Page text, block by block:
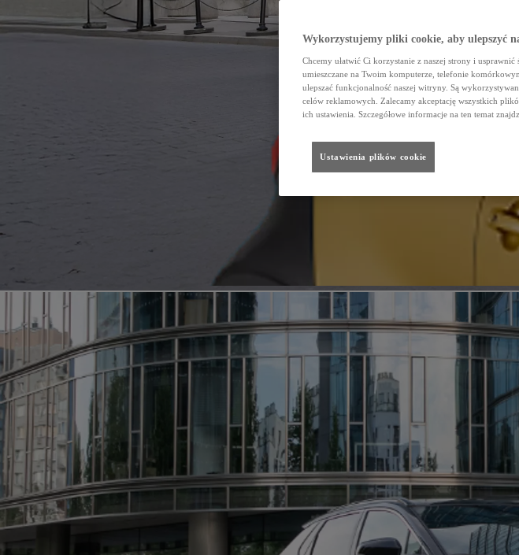
Wykorzystujemy pliki cookie, aby ulepszyć
Chcemy ułatwić Ci korzystanie z naszej strony i
umieszczane na Twoim komputerze, telefonie
ulepszać funkcjonalność naszej witryny. Są
celów reklamowych. Zalecamy akceptację wszystkich
ich ustawienia. Szczegółowe informacje na ten temat
Ustawienia plików cookie